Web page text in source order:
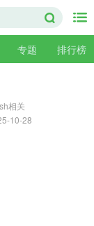
专题 排行榜
相关
10-28